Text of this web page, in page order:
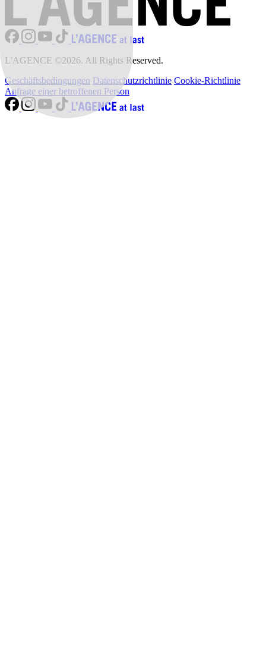
L'AGENCE ©2026. All Rights Reserved.
Geschäftsbedingungen Datenschutzrichtlinie Cookie-Richtlinie
Anfrage einer betroffenen Person